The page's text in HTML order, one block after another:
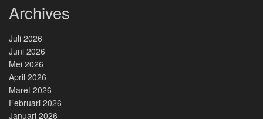
Archives
Juli 2026
Juni 2026
Mei 2026
April 2026
Maret 2026
Februari 2026
Januari 2026